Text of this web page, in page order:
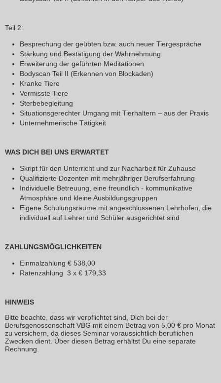
Teil 2:
Besprechung der geübten bzw. auch neuer Tiergespräche
Stärkung und Bestätigung der Wahrnehmung
Erweiterung der geführten Meditationen
Bodyscan Teil II (Erkennen von Blockaden)
Kranke Tiere
Vermisste Tiere
Sterbebegleitung
Situationsgerechter Umgang mit Tierhaltern – aus der Praxis
Unternehmerische Tätigkeit
WAS DICH BEI UNS ERWARTET
Skript für den Unterricht und zur Nacharbeit für Zuhause
Qualifizierte Dozenten mit mehrjähriger Berufserfahrung
Individuelle Betreuung, eine freundlich - kommunikative
Atmosphäre und kleine Ausbildungsgruppen
Eigene Schulungsräume mit angeschlossenen Lehrhöfen, die
individuell auf Lehrer und Schüler ausgerichtet sind
ZAHLUNGSMÖGLICHKEITEN
Einmalzahlung € 538,00
Ratenzahlung 3 x € 179,33
HINWEIS
Bitte beachte, dass wir verpflichtet sind, Dich bei der
Berufsgenossenschaft VBG mit einem Betrag von 5,00 € pro Monat
zu versichern, da dieses Seminar voraussichtlich beruflichen
Zwecken dient. Über diesen Betrag erhältst Du eine separate
Rechnung.